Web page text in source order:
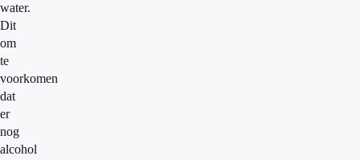
water.
Dit
om
te
voorkomen
dat
er
nog
alcohol